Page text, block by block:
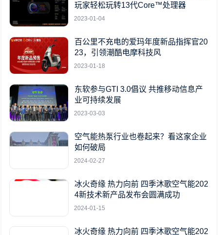
玩家轻松玩转13代Core™处理器
2023-01-04
百公里不充电的爱玛年度新品指挥官20
23，引领潮酷电摩科技风
2023-01-18
东软参与GTI 3.0倡议 共推移动信息产
业可持续发展
2023-03-03
空气能热泵行业也卷起来？看这家企业
如何破局
2024-02-27
冰火奇缘 热力向前 四季沐歌空气能202
4新技术新产品发布会圆满成功
2024-01-15
冰火奇缘 热力向前 四季沐歌空气能202